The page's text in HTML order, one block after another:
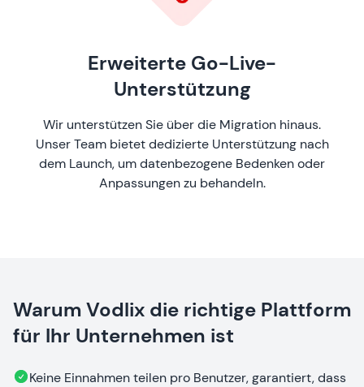
Erweiterte Go-Live-
Unterstützung
Wir unterstützen Sie über die Migration hinaus.
Unser Team bietet dedizierte Unterstützung nach
dem Launch, um datenbezogene Bedenken oder
Anpassungen zu behandeln.
Warum Vodlix die richtige Plattform
für Ihr Unternehmen ist
Keine Einnahmen teilen pro Benutzer, garantiert, dass